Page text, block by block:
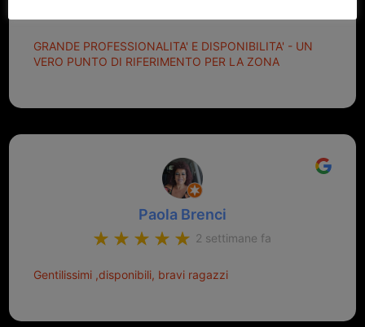
GRANDE PROFESSIONALITA' E DISPONIBILITA' - UN
VERO PUNTO DI RIFERIMENTO PER LA ZONA
Paola Brenci
2 settimane fa
Gentilissimi ,disponibili, bravi ragazzi